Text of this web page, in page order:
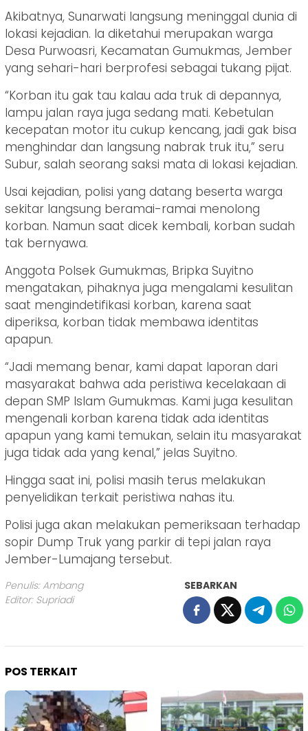
Akibatnya, Sunarwati langsung meninggal dunia di
lokasi kejadian. Ia diketahui merupakan warga
Desa Purwoasri, Kecamatan Gumukmas, Jember
yang sehari-hari berprofesi sebagai tukang pijat.
“Korban itu gak tau kalau ada truk di depannya,
lampu jalan raya juga sedang mati. Kebetulan
kecepatan motor itu cukup kencang, jadi gak bisa
menghindar dan langsung nabrak truk itu,” seru
Subur, salah seorang saksi mata di lokasi kejadian.
Usai kejadian, polisi yang datang beserta warga
sekitar langsung beramai-ramai menolong
korban. Namun saat dicek kembali, korban sudah
tak bernyawa.
Anggota Polsek Gumukmas, Bripka Suyitno
mengatakan, pihaknya juga mengalami kesulitan
saat mengindetifikasi korban, karena saat
diperiksa, korban tidak membawa identitas
apapun.
“Jadi memang benar, kami dapat laporan dari
masyarakat bahwa ada peristiwa kecelakaan di
depan SMP Islam Gumukmas. Kami juga kesulitan
mengenali korban karena tidak ada identitas
apapun yang kami temukan, selain itu masyarakat
juga tidak ada yang kenal,” jelas Suyitno.
Hingga saat ini, polisi masih terus melakukan
penyelidikan terkait peristiwa nahas itu.
Polisi juga akan melakukan pemeriksaan terhadap
sopir Dump Truk yang parkir di tepi jalan raya
Jember-Lumajang tersebut.
Penulis: Ambang
Editor: Supriadi
SEBARKAN
POS TERKAIT